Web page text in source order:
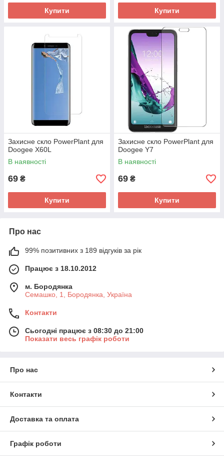
Купити Купити
Захисне скло PowerPlant для
Doogee X60L
В наявності
69 ₴
Купити
Захисне скло PowerPlant для
Doogee Y7
В наявності
69 ₴
Купити
Про нас
99% позитивних з 189 відгуків за рік
Працює з 18.10.2012
м. Бородянка
Семашко, 1, Бородянка, Україна
Контакти
Сьогодні працює з 08:30 до 21:00
Показати весь графік роботи
Про нас
Контакти
Доставка та оплата
Графік роботи